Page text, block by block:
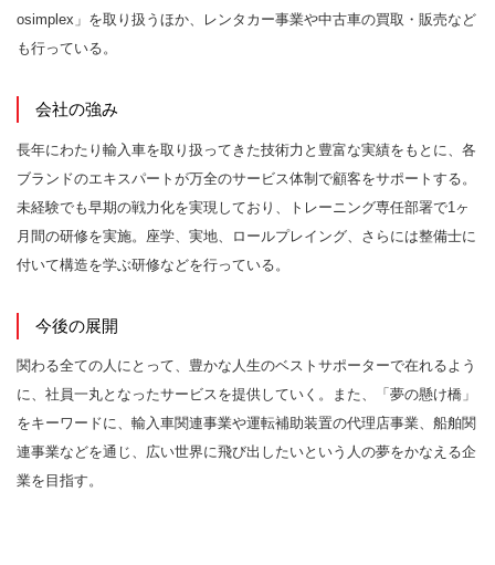
osimplex」を取り扱うほか、レンタカー事業や中古車の買取・販売など
も行っている。
会社の強み
長年にわたり輸入車を取り扱ってきた技術力と豊富な実績をもとに、各
ブランドのエキスパートが万全のサービス体制で顧客をサポートする。
未経験でも早期の戦力化を実現しており、トレーニング専任部署で1ヶ
月間の研修を実施。座学、実地、ロールプレイング、さらには整備士に
付いて構造を学ぶ研修などを行っている。
今後の展開
関わる全ての人にとって、豊かな人生のベストサポーターで在れるよう
に、社員一丸となったサービスを提供していく。また、「夢の懸け橋」
をキーワードに、輸入車関連事業や運転補助装置の代理店事業、船舶関
連事業などを通じ、広い世界に飛び出したいという人の夢をかなえる企
業を目指す。